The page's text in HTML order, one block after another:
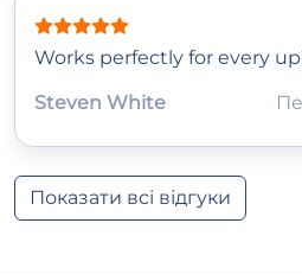
Works perfectly for every
Steven White
Показати всі відгуки